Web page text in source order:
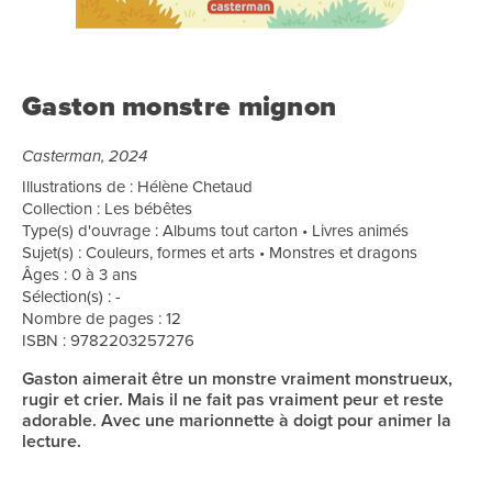
Gaston monstre mignon
Casterman, 2024
Illustrations de : Hélène Chetaud
Collection : Les bébêtes
Type(s) d'ouvrage : Albums tout carton • Livres animés
Sujet(s) : Couleurs, formes et arts • Monstres et dragons
Âges : 0 à 3 ans
Sélection(s) : -
Nombre de pages : 12
ISBN : 9782203257276
Gaston aimerait être un monstre vraiment monstrueux,
rugir et crier. Mais il ne fait pas vraiment peur et reste
adorable. Avec une marionnette à doigt pour animer la
lecture.